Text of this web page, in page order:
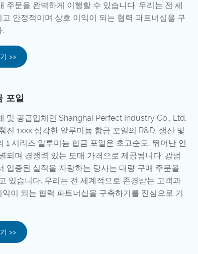
주문을 완벽하게 이행할 수 있습니다. 우리는 전 세
안정적이며 상호 이익이 되는 협력 파트너십을 구
>>
포일
및 공급업체인 Shanghai Perfect Industry Co., Ltd.
진 1xxx 심각한 알루미늄 합금 포일의 R&D, 생산 및
1 시리즈 알루미늄 합금 포일은 초고순도, 뛰어난 연
되며 경쟁력 있는 도매 가격으로 제공됩니다. 광범
입증된 실적을 자랑하는 당사는 대량 구매 주문을
있습니다. 우리는 전 세계적으로 존경받는 고객과
이 되는 협력 파트너십을 구축하기를 진심으로 기
>>